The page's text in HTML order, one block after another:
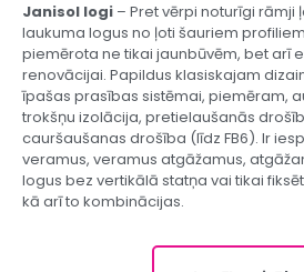
Janisol logi – Pret vērpi noturīgi rāmji
laukuma logus no ļoti šauriem
piemērota ne tikai jaunbūvēm, bet arī
renovācijai. Papildus klasiskajam
īpašas prasības sistēmai, piemēram,
trokšņu izolācija, pretielaušanās
cauršaušanas drošība (līdz FB6). Ir
veramus, veramus atgāžamus,
logus bez vertikālā statņa vai tikai
kā arī to kombinācijas.